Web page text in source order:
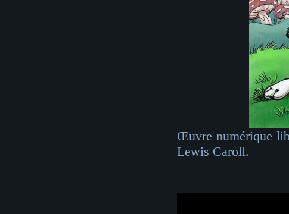
Œuvre numérique
Lewis Caroll.